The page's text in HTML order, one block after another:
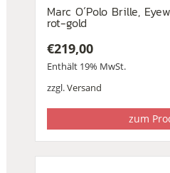
Marc O´Polo Brille,
rot-gold
€219,00
Enthält 19% MwSt.
zzgl.Versand
zum